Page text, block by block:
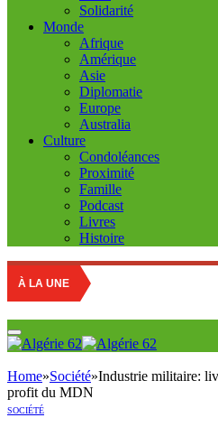
Solidarité
Monde
Afrique
Amérique
Asie
Diplomatie
Europe
Australia
Culture
Condoléances
Proximité
Famille
Podcast
Livres
Histoire
À LA UNE
Home»Société»Industrie militaire:
profit du MDN
SOCIÉTÉ